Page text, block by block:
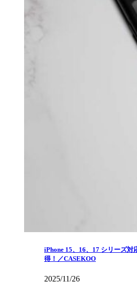
iPhone 15、16、17 シリーズ
得！／CASEKOO
2025/11/26